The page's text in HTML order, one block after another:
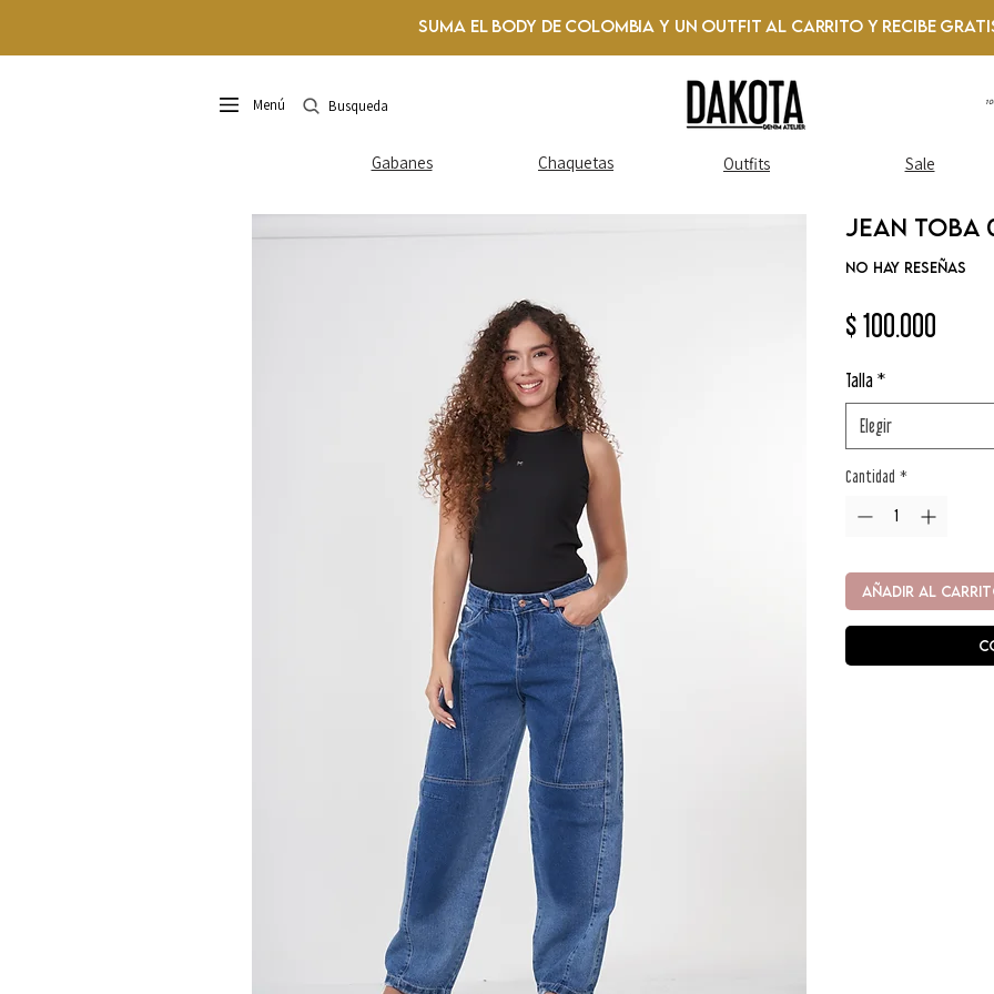
Suma el Body de Colombia y un Outfit al Carrito y recibe
Menú Busqueda
Gabanes Chaquetas Outfits Sale
Jean TOBA
No hay reseñas
$ 100.000
Talla *
Elegir
Cantidad *
AÑADIR AL